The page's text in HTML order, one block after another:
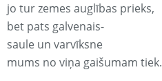
jo tur zemes auglības prieks,
bet pats galvenais-
saule un varvīksne
mums no viņa gaišumam tiek.